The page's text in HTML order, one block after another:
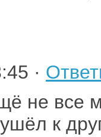
·
не все
к